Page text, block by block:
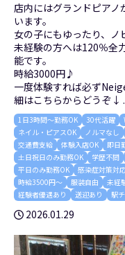
店内にはグランドピアノ
います。
女の子にもゆったり、ノ
未経験の方へは120％全
能です。
時給3000円♪
一度体験すれば必ず
細はこちらからどうぞ↓
1日3時間～勤務OK 30代活躍
ネイル・ピアスOK
ノルマなし
交通費支給
体験入店OK 即日
土日祝日のみ勤務OK
学歴不問
平日のみ勤務OK
感染症対策対
時給3500円～
服装自由 未経
経験者優遇あり
送迎あり 駅
2026.01.29